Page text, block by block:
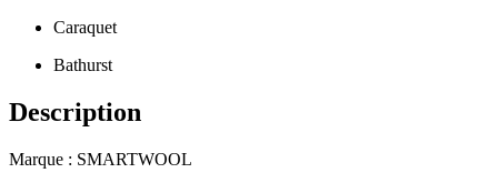
Caraquet
Bathurst
Description
Marque : SMARTWOOL